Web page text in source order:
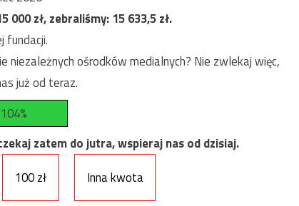
000zł, zebraliśmy:15 633,5zł.
fundacji.
ośrodków medialnych? Nie zwlekaj więc,
już od teraz.
104%
zatem do jutra, wspieraj nas od dzisiaj.
100 zł
Inna kwota